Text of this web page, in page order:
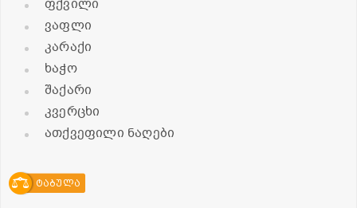
ფქვილი
ვაფლი
კარაქი
ხაჭო
შაქარი
კვერცხი
ათქვეფილი ნაღები
ტაბულა